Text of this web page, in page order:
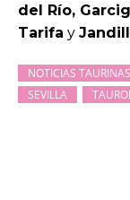
del Río,
Tarifa y
NOTICIAS TAURINAS
SEVILLA